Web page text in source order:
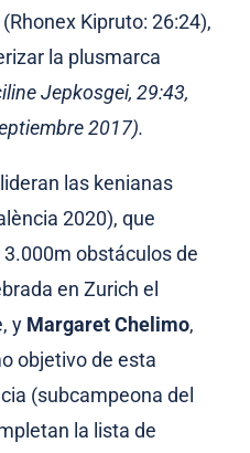
Kipruto: 26:24),
la plusmarca
Jepkosgei, 29:43,
2017).
lideran las kenianas
2020), que
obstáculos de
en Zurich el
y Margaret Chelimo,
objetivo de esta
(subcampeona del
la lista de